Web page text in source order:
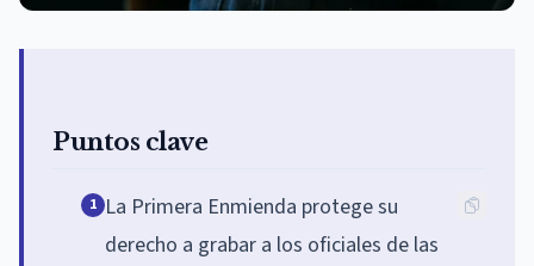
Puntos clave
1 La Primera Enmienda protege su
derecho a grabar a los oficiales de las